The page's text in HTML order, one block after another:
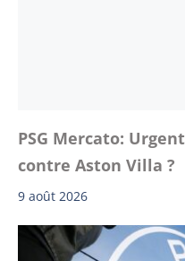
PSG Mercato:
contre Aston Villa ?
9 août 2026